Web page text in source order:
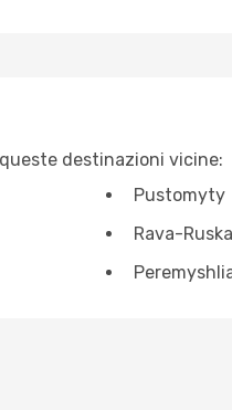
destinazioni vicine:
Pustomyty
Rava-Ruska